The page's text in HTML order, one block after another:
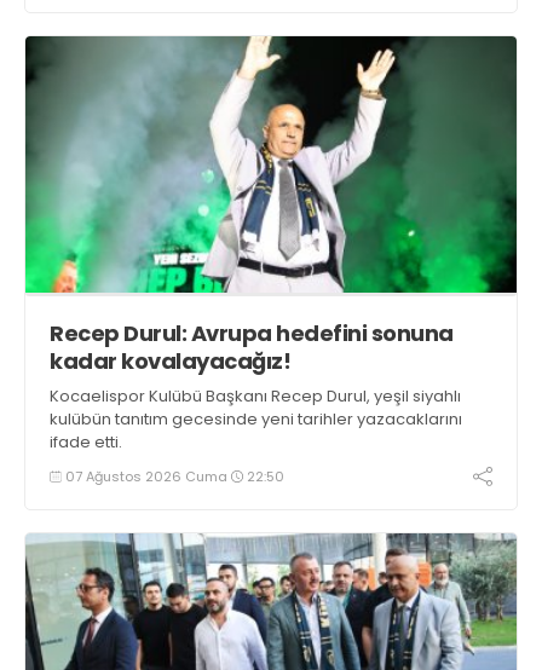
Recep Durul: Avrupa hedefini sonuna
kadar kovalayacağız!
Kocaelispor Kulübü Başkanı Recep Durul, yeşil siyahlı
kulübün tanıtım gecesinde yeni tarihler yazacaklarını
ifade etti.
07 Ağustos 2026 Cuma 22:50